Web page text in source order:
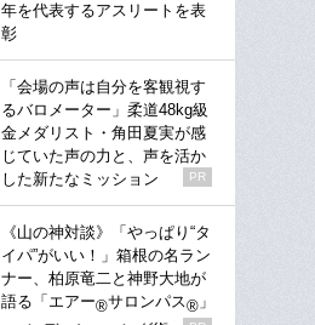
年を代表するアスリートを表
彰
「会場の声は自分を客観視す
るバロメーター」柔道48kg級
金メダリスト・角田夏実が感
じていた声の力と、声を活か
した新たなミッション
PR
《山の神対談》「やっぱり“タ
イパ”がいい！」箱根の名ラン
ナー、柏原竜二と神野大地が
語る「エアー®サロンパス® 」